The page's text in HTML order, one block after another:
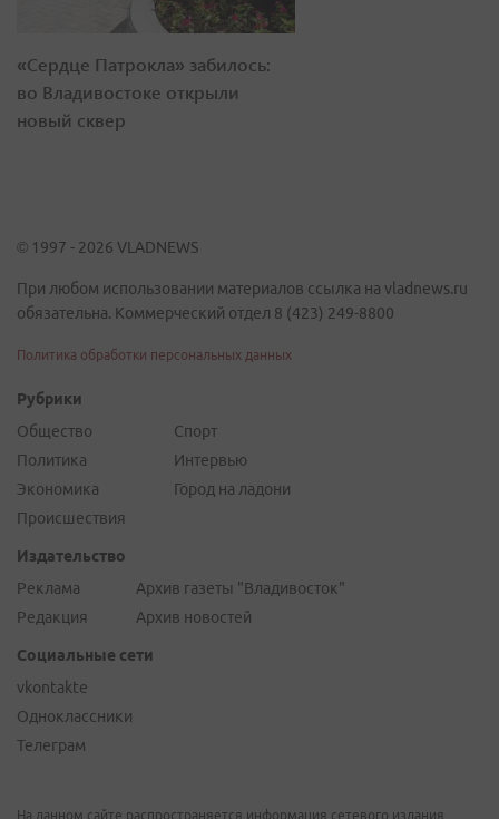
«Сердце Патрокла» забилось:
во Владивостоке открыли
новый сквер
© 1997 - 2026 VLADNEWS
При любом использовании материалов ссылка на vladnews.ru
обязательна. Коммерческий отдел 8 (423) 249-8800
Политика обработки персональных данных
Рубрики
Общество
Политика
Экономика
Происшествия
Спорт
Интервью
Город на ладони
Издательство
Реклама
Редакция
Архив газеты "Владивосток"
Архив новостей
Социальные сети
vkontakte
Одноклассники
Телеграм
На данном сайте распространяется информация сетевого издания